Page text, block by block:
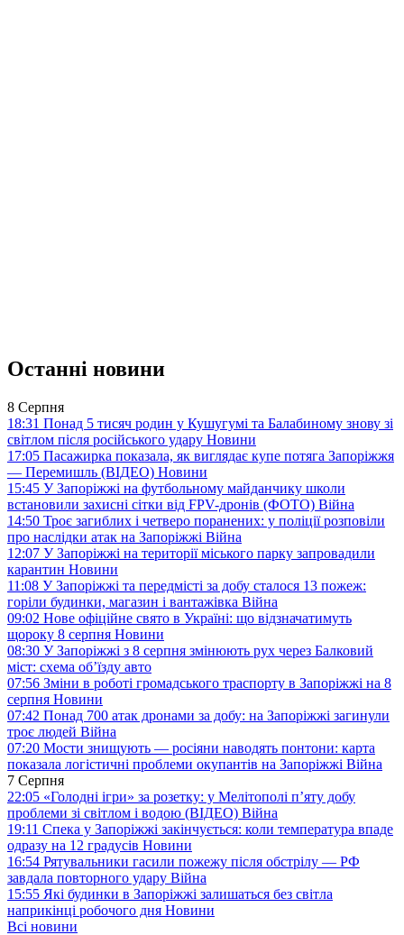
Останні новини
8 Серпня
18:31 Понад 5 тисяч родин у Кушугумі та Балабиному знову зі
світлом після російського удару Новини
17:05 Пасажирка показала, як виглядає купе потяга Запоріжжя
— Перемишль (ВІДЕО) Новини
15:45 У Запоріжжі на футбольному майданчику школи
встановили захисні сітки від FPV-дронів (ФОТО) Війна
14:50 Троє загиблих і четверо поранених: у поліції розповіли
про наслідки атак на Запоріжжі Війна
12:07 У Запоріжжі на території міського парку запровадили
карантин Новини
11:08 У Запоріжжі та передмісті за добу сталося 13 пожеж:
горіли будинки, магазин і вантажівка Війна
09:02 Нове офіційне свято в Україні: що відзначатимуть
щороку 8 серпня Новини
08:30 У Запоріжжі з 8 серпня змінюють рух через Балковий
міст: схема об’їзду авто
07:56 Зміни в роботі громадського траспорту в Запоріжжі на 8
серпня Новини
07:42 Понад 700 атак дронами за добу: на Запоріжжі загинули
троє людей Війна
07:20 Мости знищують — росіяни наводять понтони: карта
показала логістичні проблеми окупантів на Запоріжжі Війна
7 Серпня
22:05 «Голодні ігри» за розетку: у Мелітополі п’яту добу
проблеми зі світлом і водою (ВІДЕО) Війна
19:11 Спека у Запоріжжі закінчується: коли температура впаде
одразу на 12 градусів Новини
16:54 Рятувальники гасили пожежу після обстрілу — РФ
завдала повторного удару Війна
15:55 Які будинки в Запоріжжі залишаться без світла
наприкінці робочого дня Новини
Всі новини